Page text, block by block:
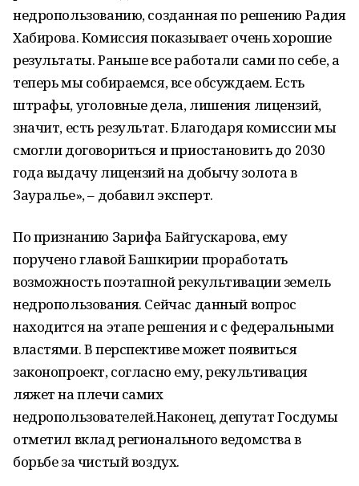
недропользованию, созданная по решению Радия
Хабирова. Комиссия показывает очень хорошие
результаты. Раньше все работали сами по себе, а
теперь мы собираемся, все обсуждаем. Есть
штрафы, уголовные дела, лишения лицензий,
значит, есть результат. Благодаря комиссии мы
смогли договориться и приостановить до 2030
года выдачу лицензий на добычу золота в
Зауралье», – добавил эксперт.
По признанию Зарифа Байгускарова, ему
поручено главой Башкирии проработать
возможность поэтапной рекультивации земель
недропользования. Сейчас данный вопрос
находится на этапе решения и с федеральными
властями. В перспективе может появиться
законопроект, согласно ему, рекультивация
ляжет на плечи самих
недропользователей.Наконец, депутат Госдумы
отметил вклад регионального ведомства в
борьбе за чистый воздух.